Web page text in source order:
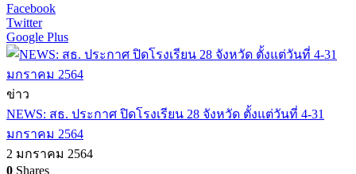
Facebook
Twitter
Google Plus
ข่าว
NEWS: สธ. ประกาศ ปิดโรงเรียน 28 จังหวัด ตั้งแต่วันที่ 4-31
มกราคม 2564
2 มกราคม 2564
0 Shares